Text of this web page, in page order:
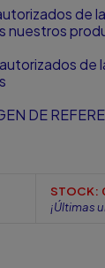
de
nuestros
de
DE
STOCK:
¡Últimas